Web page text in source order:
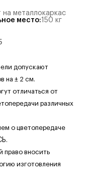
на металлокаркас
место:150 кг
допускают
на ± 2 см.
отличаться от
различных
о цветопередаче
.
право вносить
изготовления